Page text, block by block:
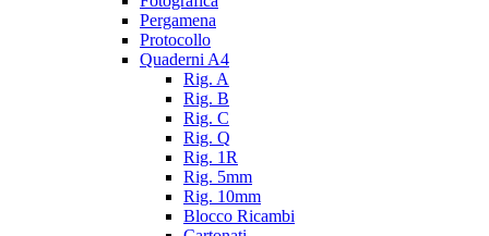
Pergamena
Protocollo
Quaderni A4
Rig. A
Rig. B
Rig. C
Rig. Q
Rig. 1R
Rig. 5mm
Rig. 10mm
Blocco Ricambi